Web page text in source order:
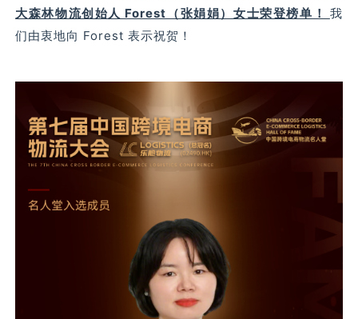
大森林物流创始人 Forest（张娟娟）女士荣登榜单！ 我
们由衷地向 Forest 表示祝贺！